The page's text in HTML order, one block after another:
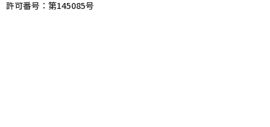
許可番号：第145085号